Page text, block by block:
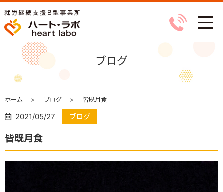
ブログ
ホーム ブログ 皆既月食
2021/05/27 ブログ
皆既月食